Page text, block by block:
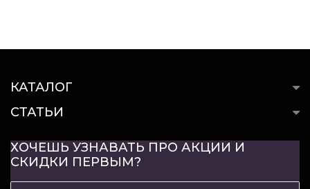
КАТАЛОГ
СТАТЬИ
ХОЧЕШЬ УЗНАВАТЬ ПРО АКЦИИ И
СКИДКИ ПЕРВЫМ?